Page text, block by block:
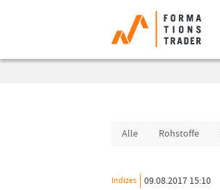
Alle Rohstoffe
Indizes 09.08.2017 15:10